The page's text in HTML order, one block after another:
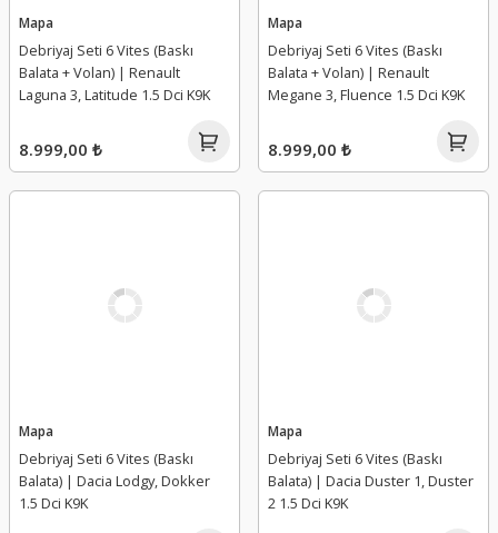
Mapa
Debriyaj Seti 6 Vites (Baskı
Balata + Volan) | Renault
Laguna 3, Latitude 1.5 Dci K9K
8.999,00 ₺
Mapa
Debriyaj Seti 6 Vites (Baskı
Balata + Volan) | Renault
Megane 3, Fluence 1.5 Dci K9K
8.999,00 ₺
Mapa
Debriyaj Seti 6 Vites (Baskı
Balata) | Dacia Lodgy, Dokker
1.5 Dci K9K
Mapa
Debriyaj Seti 6 Vites (Baskı
Balata) | Dacia Duster 1, Duster
2 1.5 Dci K9K